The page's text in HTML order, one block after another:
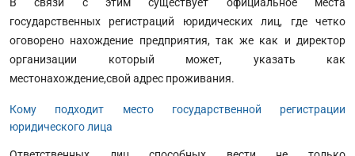
государственных регистраций юридических лиц, где четко
оговорено нахождение предприятия, так же как и директор
организации который может, указать как
местонахождение,свой адрес проживания.
Кому подходит место государственной регистрации
юридического лица